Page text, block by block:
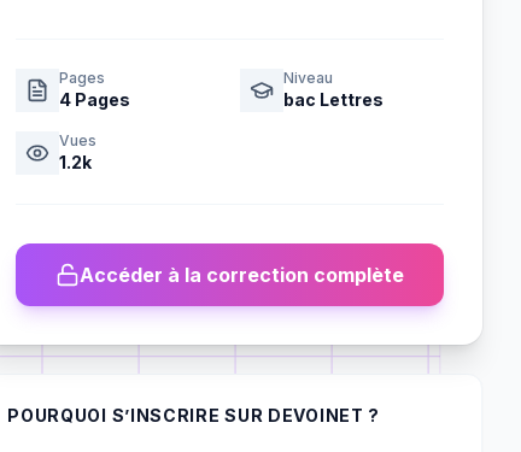
Pages
4 Pages
Niveau
bac Lettres
Vues
1.2k
Accéder à la correction complète
POURQUOI S’INSCRIRE SUR DEVOINET ?